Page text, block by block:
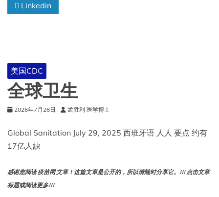
Linkedin
美国CDC
全球卫生
2026年7月26日 孟胜利 医学博士
Global Sanitation July 29, 2025 西班牙语 人人 要点 约有
17亿人缺
感谢您阅读 疫苗网 文章！这篇文章是公开的，所以请随时分享它。!!! 点击文章
标题或阅读更多!!!